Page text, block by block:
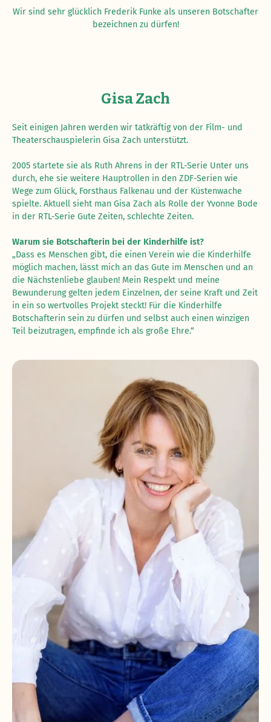
Wir sind sehr glücklich Frederik Funke als unseren Botschafter
bezeichnen zu dürfen!
Gisa Zach
Seit einigen Jahren werden wir tatkräftig von der Film- und
Theaterschauspielerin Gisa Zach unterstützt.
2005 startete sie als Ruth Ahrens in der RTL-Serie Unter uns
durch, ehe sie weitere Hauptrollen in den ZDF-Serien wie
Wege zum Glück, Forsthaus Falkenau und der Küstenwache
spielte. Aktuell sieht man Gisa Zach als Rolle der Yvonne Bode
in der RTL-Serie Gute Zeiten, schlechte Zeiten.
Warum sie Botschafterin bei der Kinderhilfe ist?
„Dass es Menschen gibt, die einen Verein wie die Kinderhilfe
möglich machen, lässt mich an das Gute im Menschen und an
die Nächstenliebe glauben! Mein Respekt und meine
Bewunderung gelten jedem Einzelnen, der seine Kraft und Zeit
in ein so wertvolles Projekt steckt! Für die Kinderhilfe
Botschafterin sein zu dürfen und selbst auch einen winzigen
Teil beizutragen, empfinde ich als große Ehre.“